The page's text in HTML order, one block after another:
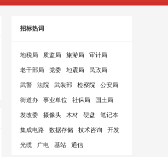
招标热词
地税局 质监局 旅游局 审计局
老干部局 党委 地震局 民政局
武警 法院 武装部 检察院 公安局
街道办 事业单位 社保局 国土局
发改委 摄像头 木材 硬盘 笔记本
集成电路 数据存储 技术咨询 开发
光缆 广电 基站 通信